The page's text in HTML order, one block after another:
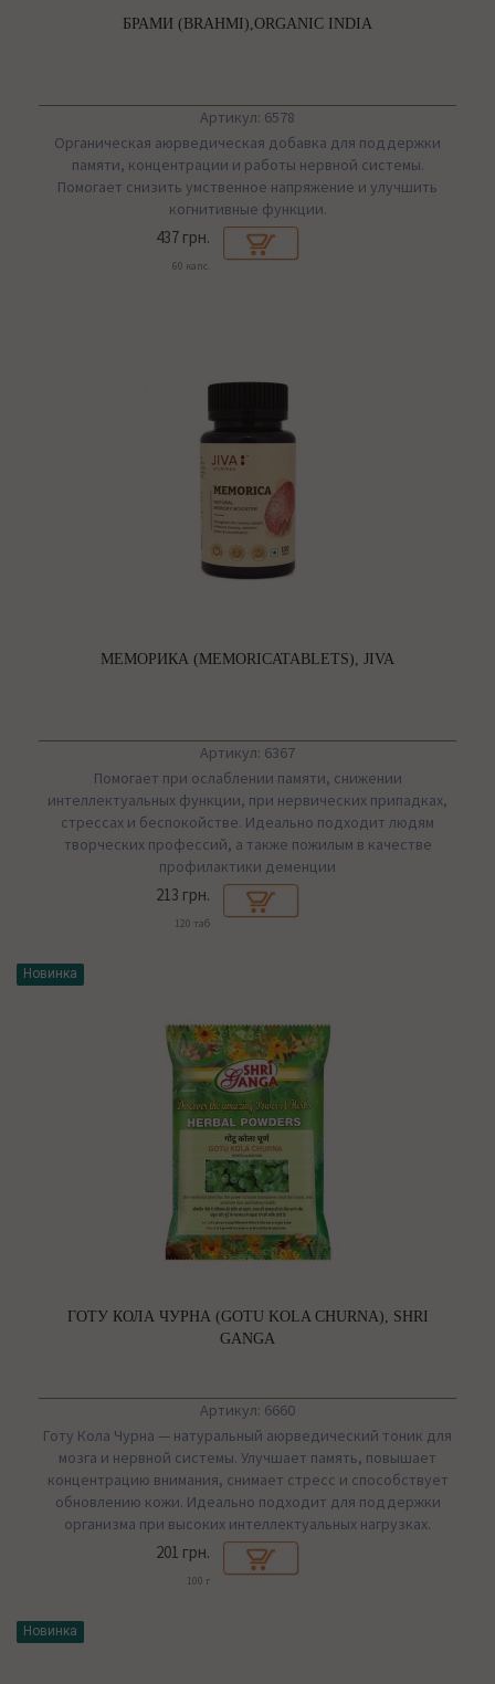
БРАМИ (BRAHMI),ORGANIC INDIA
Артикул: 6578
Органическая аюрведическая добавка для поддержки
памяти, концентрации и работы нервной системы.
Помогает снизить умственное напряжение и улучшить
когнитивные функции.
437 грн.
60 капс.
МЕМОРИКА (MEMORICATABLETS), JIVA
Артикул: 6367
Помогает при ослаблении памяти, снижении
интеллектуальных функции, при нервических припадках,
стрессах и беспокойстве. Идеально подходит людям
творческих профессий, а также пожилым в качестве
профилактики деменции
213 грн.
120 таб
Новинка
ГОТУ КОЛА ЧУРНА (GOTU KOLA CHURNA), SHRI
GANGA
Артикул: 6660
Готу Кола Чурна — натуральный аюрведический тоник для
мозга и нервной системы. Улучшает память, повышает
концентрацию внимания, снимает стресс и способствует
обновлению кожи. Идеально подходит для поддержки
организма при высоких интеллектуальных нагрузках.
201 грн.
100 г
Новинка